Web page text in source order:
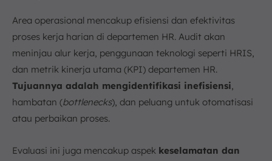
Area operasional mencakup efisiensi dan efektivitas
proses kerja harian di departemen HR. Audit akan
meninjau alur kerja, penggunaan teknologi seperti HRIS,
dan metrik kinerja utama (KPI) departemen HR.
Tujuannya adalah mengidentifikasi inefisiensi,
hambatan (bottlenecks), dan peluang untuk otomatisasi
atau perbaikan proses.
Evaluasi ini juga mencakup aspek keselamatan dan